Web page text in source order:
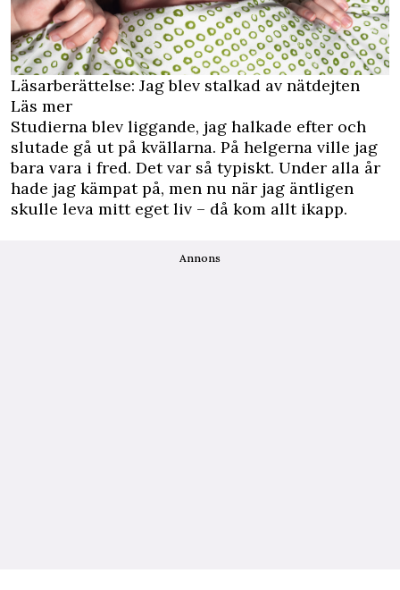
Läsarberättelse: Jag blev stalkad av nätdejten
Läs mer
Studierna blev liggande, jag halkade efter och
slutade gå ut på kvällarna. På helgerna ville jag
bara vara i fred. Det var så typiskt. Under alla år
hade jag kämpat på, men nu när jag äntligen
skulle leva mitt eget liv – då kom allt ikapp.
Annons